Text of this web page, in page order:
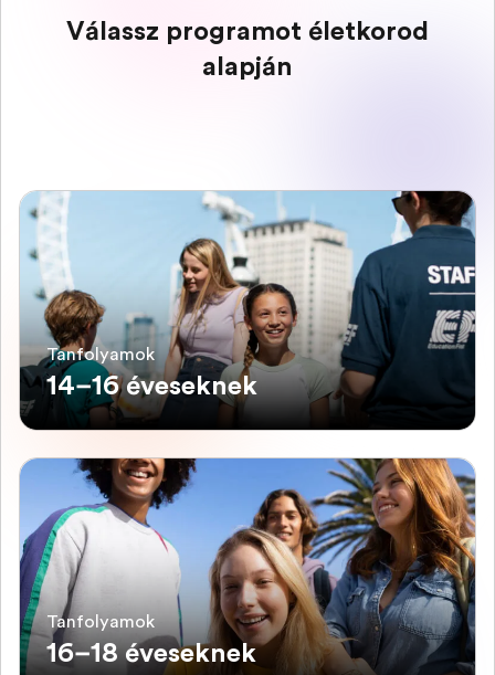
Válassz programot életkorod
alapján
Tanfolyamok
14–16 éveseknek
Tanfolyamok
16–18 éveseknek